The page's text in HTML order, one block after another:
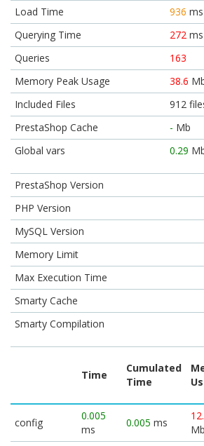
Load Time 936 ms
Querying Time
272 ms
Queries
163
Memory Peak Usage
38.6
Included Files
912
PrestaShop Cache
- Mb
Global vars
0.29
PrestaShop Version
PHP Version
MySQL Version
Memory Limit
Max Execution Time
Smarty Cache
Smarty Compilation
Time
Cumulated
Time
config
0.005
ms
0.005 ms
Mb